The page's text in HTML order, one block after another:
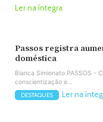
Ler na íntegra
Passos registra
doméstica
Bianca Simionato PASSOS -
conscientização e...
DESTAQUES Ler na